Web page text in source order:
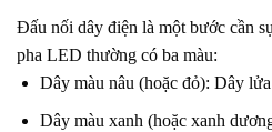
Đấu nối dây điện là một bước cần
pha LED thường có ba màu:
Dây màu nâu (hoặc đỏ): Dây
Dây màu xanh (hoặc xanh